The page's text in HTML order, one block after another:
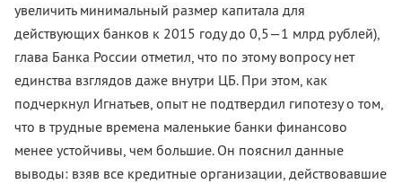
увеличить минимальный размер капитала для
действующих банков к 2015 году до 0,5—1 млрд рублей),
глава Банка России отметил, что по этому вопросу нет
единства взглядов даже внутри ЦБ. При этом, как
подчеркнул Игнатьев, опыт не подтвердил гипотезу о том,
что в трудные времена маленькие банки финансово
менее устойчивы, чем большие. Он пояснил данные
выводы: взяв все кредитные организации, действовавшие